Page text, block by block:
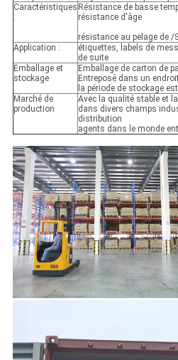
Caractéristiques
:
Résistance de basse
résistance d'âge
résistance au pelage de /
Application :
étiquettes, labels de
de suite
Emballage et
stockage
Emballage de carton de
Entreposé dans un
la période de stockage
Marché de
production
Avec la qualité stable et
dans divers champs
distribution
agents dans le monde